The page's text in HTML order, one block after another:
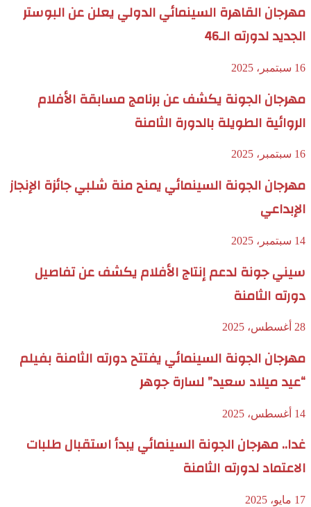
مهرجان القاهرة السينمائي الدولي يعلن عن البوستر
الجديد لدورته الـ46
16 سبتمبر، 2025
مهرجان الجونة يكشف عن برنامج مسابقة الأفلام
الروائية الطويلة بالدورة الثامنة
16 سبتمبر، 2025
مهرجان الجونة السينمائي يمنح منة شلبي جائزة الإنجاز
الإبداعي
14 سبتمبر، 2025
سيني جونة لدعم إنتاج الأفلام يكشف عن تفاصيل
دورته الثامنة
28 أغسطس، 2025
مهرجان الجونة السينمائي يفتتح دورته الثامنة بفيلم
“عيد ميلاد سعيد” لسارة جوهر
14 أغسطس، 2025
غدا.. مهرجان الجونة السينمائي يبدأ استقبال طلبات
الاعتماد لدورته الثامنة
17 مايو، 2025